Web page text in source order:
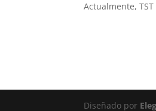
Actualmente,
Diseñado por